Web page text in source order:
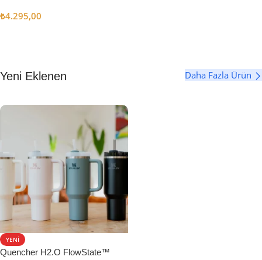
₺4.295,00
Yeni Eklenen Daha Fazla Ürün
YENI
Quencher H2.O FlowState™